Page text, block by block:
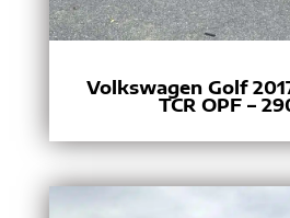
Volkswagen Golf
TCR OPF –